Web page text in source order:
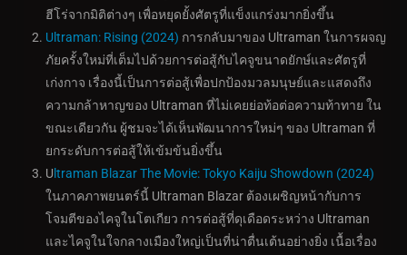
ฮีโร่จากมิติต่างๆ เพื่อหยุดยั้งศัตรูที่แข็งแกร่งมากยิ่งขึ้น
Ultraman: Rising (2024) การกลับมาของ Ultraman ในการผจญ
ภัยครั้งใหม่ที่เต็มไปด้วยการต่อสู้กับไคจูขนาดยักษ์และศัตรูที่
เก่งกาจ เรื่องนี้เป็นการต่อสู้เพื่อปกป้องมวลมนุษย์และแสดงถึง
ความกล้าหาญของ Ultraman ที่ไม่เคยย่อท้อต่อความท้าทาย ใน
ขณะเดียวกัน ผู้ชมจะได้เห็นพัฒนาการใหม่ๆ ของ Ultraman ที่
ยกระดับการต่อสู้ให้เข้มข้นยิ่งขึ้น
U ltraman Blazar The Movie: Tokyo Kaiju Showdown (2024)
ในภาคภาพยนตร์นี้ Ultraman Blazar ต้องเผชิญหน้ากับการ
โจมตีของไคจูในโตเกียว การต่อสู้ที่ดุเดือดระหว่าง Ultraman
และไคจูในใจกลางเมืองใหญ่เป็นที่น่าตื่นเต้นอย่างยิ่ง เนื้อเรื่อง